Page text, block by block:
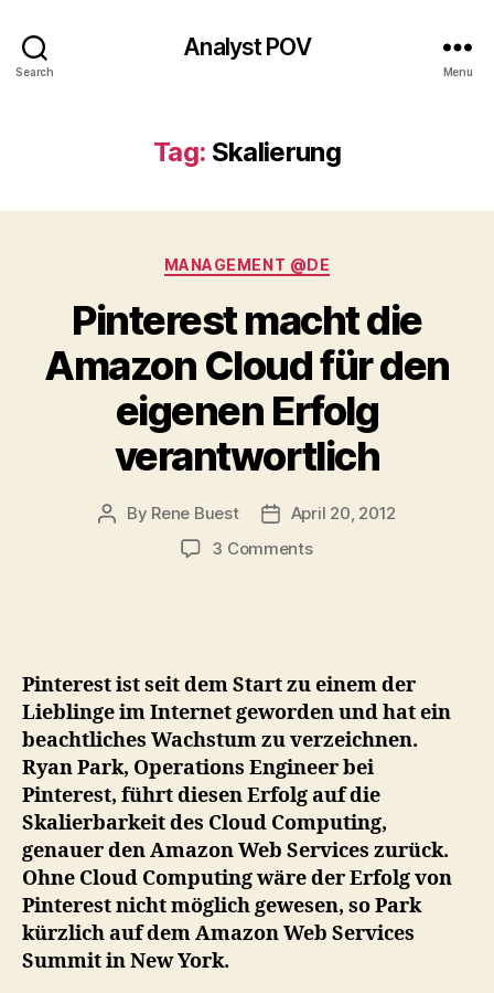
Search
Analyst POV
Menu
Tag: Skalierung
Categories
MANAGEMENT @DE
Pinterest macht die
Amazon Cloud für den
eigenen Erfolg
verantwortlich
Post
By Rene Buest
PostApril 20, 2012
3 Commentson
für
den
eigenen
Erfolg
verantwortlich
Pinterest ist seit dem Start zu einem der
Lieblinge im Internet geworden und hat ein
beachtliches Wachstum zu verzeichnen.
Ryan Park, Operations Engineer bei
Pinterest, führt diesen Erfolg auf die
Skalierbarkeit des Cloud Computing,
genauer den Amazon Web Services zurück.
Ohne Cloud Computing wäre der Erfolg von
Pinterest nicht möglich gewesen, so Park
kürzlich auf dem Amazon Web Services
Summit in New York.